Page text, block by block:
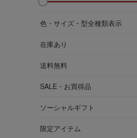
色・サイズ・型全種類表示
在庫あり
送料無料
SALE・お買得品
ソーシャルギフト
限定アイテム